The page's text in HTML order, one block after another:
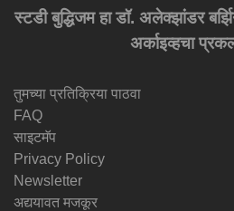
स्टडी बुद्धिजम हा डॉ. अलेक्झांडर बर्झिन
अर्काइव्हचा
तुमच्या प्रतिक्रिया पाठवा
FAQ
साइटमॅप
Privacy Policy
Newsletter
अद्ययावत मजकूर